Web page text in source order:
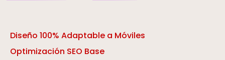
Diseño 100% Adaptable a Móviles
Optimización SEO Base